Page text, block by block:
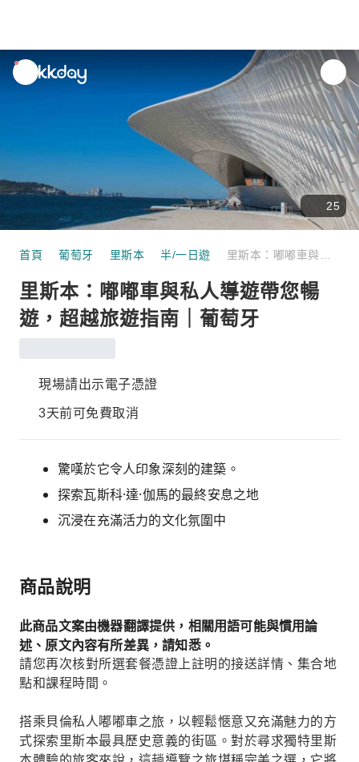
unread
notifications
25
首頁 葡萄牙 里斯本 半/一日遊
里斯本：嘟嘟車與私人導遊帶您暢
遊，超越旅遊指南｜葡萄牙
現場請出示電子憑證
3天前可免費取消
驚嘆於它令人印象深刻的建築。
探索瓦斯科·達·伽馬的最終安息之地
沉浸在充滿活力的文化氛圍中
商品說明
此商品文案由機器翻譯提供，相關用語可能與慣用論
述、原文內容有所差異，請知悉。
請您再次核對所選套餐憑證上註明的接送詳情、集合地
點和課程時間。
搭乘貝倫私人嘟嘟車之旅，以輕鬆愜意又充滿魅力的方
式探索里斯本最具歷史意義的街區。對於尋求獨特里斯